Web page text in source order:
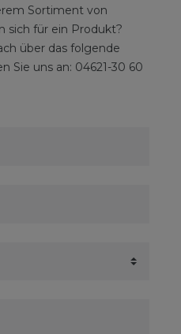
Sortiment von
sich für ein Produkt?
über das folgende
Sie uns an: 04621-30 60